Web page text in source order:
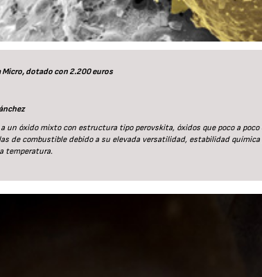
Micro, dotado con 2.200 euros
un óxido mixto con estructura tipo perovskita, óxidos que poco a
de combustible debido a su elevada versatilidad, estabilidad
temperatura.